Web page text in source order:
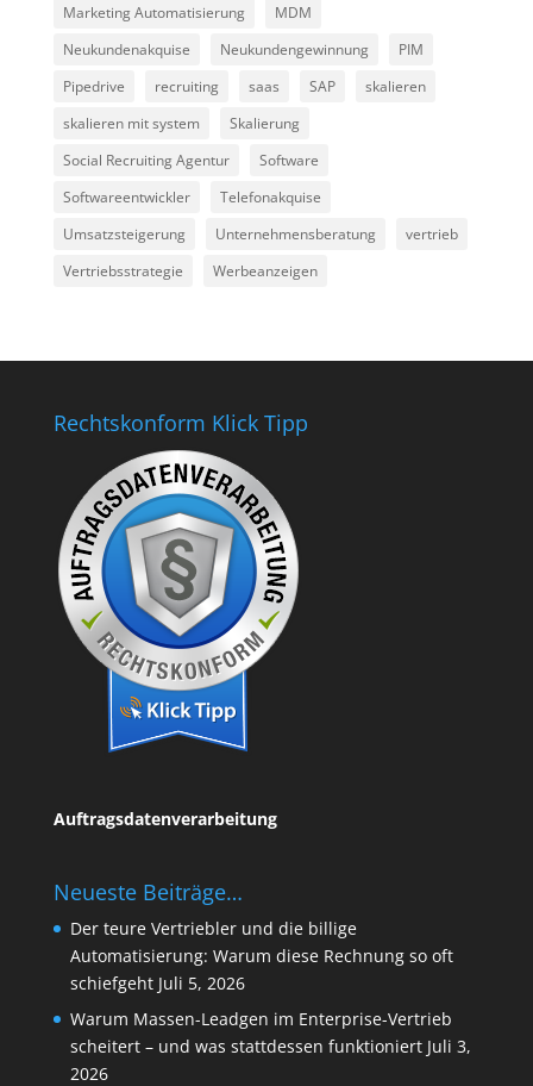
Marketing Automatisierung
MDM
Neukundenakquise
Neukundengewinnung
PIM
Pipedrive
recruiting saas SAP
skalieren
skalieren mit system
Skalierung
Social Recruiting Agentur
Software
Softwareentwickler
Telefonakquise
Umsatzsteigerung
Unternehmensberatung
vertrieb
Vertriebsstrategie
Werbeanzeigen
Rechtskonform Klick Tipp
Auftragsdatenverarbeitung
Neueste Beiträge…
Der teure Vertriebler und die billige
Automatisierung: Warum diese Rechnung so oft
schiefgeht Juli 5, 2026
Warum Massen-Leadgen im Enterprise-Vertrieb
scheitert – und was stattdessen funktioniert Juli 3,
2026